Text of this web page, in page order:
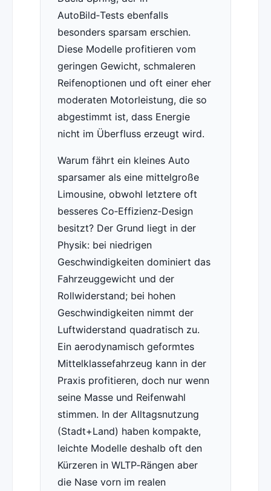
AutoBild‑Tests ebenfalls
besonders sparsam erschien.
Diese Modelle profitieren vom
geringen Gewicht, schmaleren
Reifenoptionen und oft einer eher
moderaten Motorleistung, die so
abgestimmt ist, dass Energie
nicht im Überfluss erzeugt wird.
Warum fährt ein kleines Auto
sparsamer als eine mittelgroße
Limousine, obwohl letztere oft
besseres Co‑Effizienz‑Design
besitzt? Der Grund liegt in der
Physik: bei niedrigen
Geschwindigkeiten dominiert das
Fahrzeuggewicht und der
Rollwiderstand; bei hohen
Geschwindigkeiten nimmt der
Luftwiderstand quadratisch zu.
Ein aerodynamisch geformtes
Mittelklassefahrzeug kann in der
Praxis profitieren, doch nur wenn
seine Masse und Reifenwahl
stimmen. In der Alltagsnutzung
(Stadt+Land) haben kompakte,
leichte Modelle deshalb oft den
Kürzeren in WLTP‑Rängen aber
die Nase vorn im realen